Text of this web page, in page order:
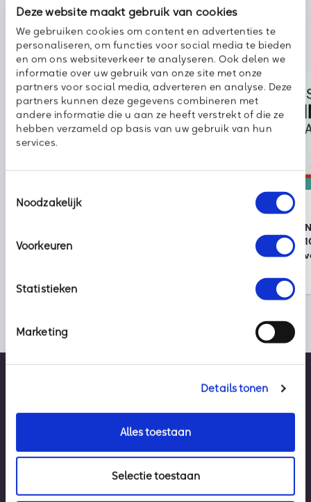
Deze website maakt gebruik van cookies
We gebruiken cookies om content en advertenties te
personaliseren, om functies voor social media te bieden
en om ons websiteverkeer te analyseren. Ook delen we
informatie over uw gebruik van onze site met onze
partners voor social media, adverteren en analyse. Deze
partners kunnen deze gegevens combineren met
andere informatie die u aan ze heeft verstrekt of die ze
hebben verzameld op basis van uw gebruik van hun
services.
Noodzakelijk
Voorkeuren
Statistieken
Marketing
Details tonen
Alles toestaan
Selectie toestaan
2 augustus 2026
cybercriminelen buiten de deur
30 juli 2026
Onze partner
wereldwijde top
duurzame